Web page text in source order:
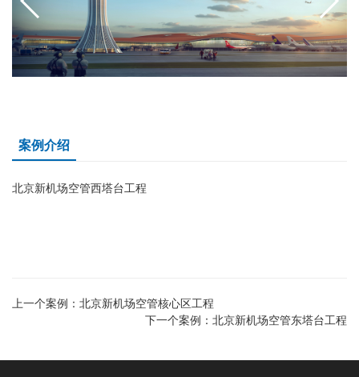
案例介绍
北京新机场空管西塔台工程
上一个案例： 北京新机场空管核心区工程
下一个案例： 北京新机场空管东塔台工程